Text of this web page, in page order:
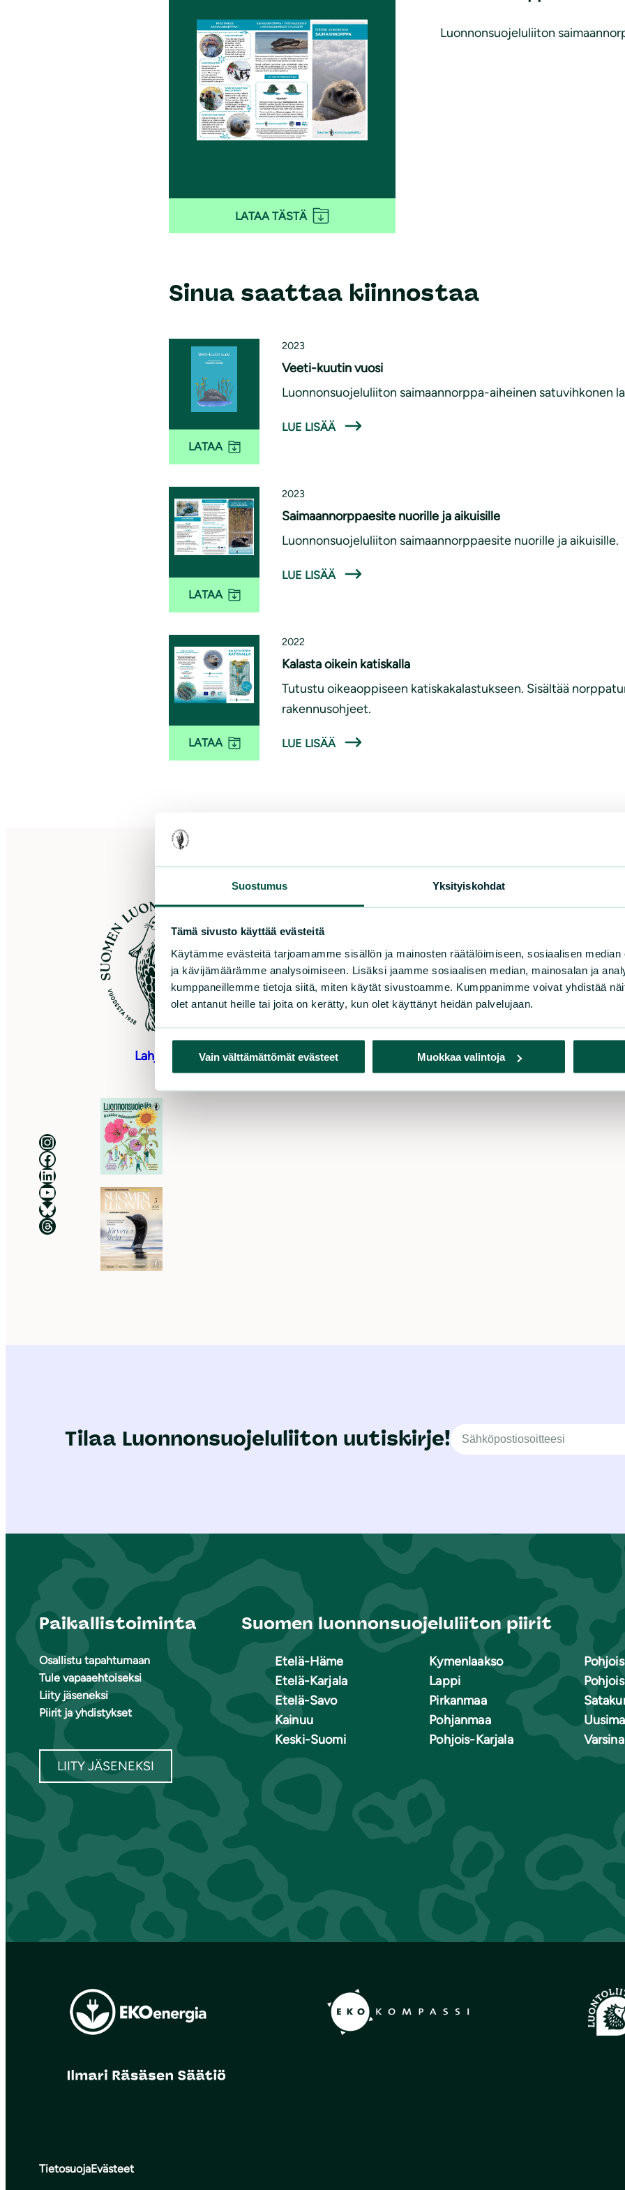
Suostumus Yksityiskohdat
Tämä sivusto käyttää evästeitä
Käytämme evästeitä tarjoamamme sisällön ja mainosten räätälöimiseen, sosiaalisen
ja kävijämäärämme analysoimiseen. Lisäksi jaamme sosiaalisen median, mainosalan ja
kumppaneillemme tietoja siitä, miten käytät sivustoamme. Kumppanimme voivat yhdistää
olet antanut heille tai joita on kerätty, kun olet käyttänyt heidän palvelujaan.
Vain välttämättömät evästeet Muokkaa valintoja
LATAA TÄSTÄ
Luonnonsuojeluliiton
Sinua saattaa kiinnostaa
LATAA
2023
Veeti-kuutin vuosi
Luonnonsuojeluliiton saimaannorppa-aiheinen satuvihkonen
LUE LISÄÄ
LATAA
2023
Saimaannorppaesite nuorille ja aikuisille
Luonnonsuojeluliiton saimaannorppaesite nuorille ja aikuisille.
LUE LISÄÄ
LATAA
2022
Kalasta oikein katiskalla
Tutustu oikeaoppiseen katiskakalastukseen. Sisältää
rakennusohjeet.
LUE LISÄÄ
Lahjoita
Suomen luonnonsuojeluliitto
Sörnäistenkatu 1
00580 Helsinki
Asiakaspalvelu ja lahjoitukset
Puh. 09 228 08210 (arkisin 9-15)
toimisto@sll.fi
Tue
Liity
Luonnonsuojeluliitto Instagramissa
Luonnonsuojeluliitto Facebookissa
Luonnonsuojeluliitto LinkedInissä
Luonnonsuojeluliiton YouTube-kanava
Luonnonsuojeluliitto Blueskyssa
Luonnonsuojeluliitto Threadsissa
Tilaa Luonnonsuojeluliiton uutiskirje!
Paikallistoiminta
Osallistu tapahtumaan
Tule vapaaehtoiseksi
Liity jäseneksi
Piirit ja yhdistykset
LIITY JÄSENEKSI
Suomen luonnonsuojeluliiton piirit
Etelä-Häme
Etelä-Karjala
Etelä-Savo
Kainuu
Keski-Suomi
Kymenlaakso
Lappi
Pirkanmaa
Pohjanmaa
Pohjois-Karjala
TietosuojaEvästeet